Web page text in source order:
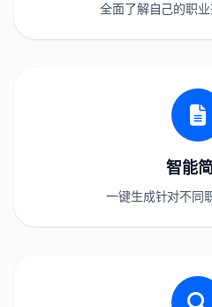
全面了解自己的职
智能
一键生成针对不同